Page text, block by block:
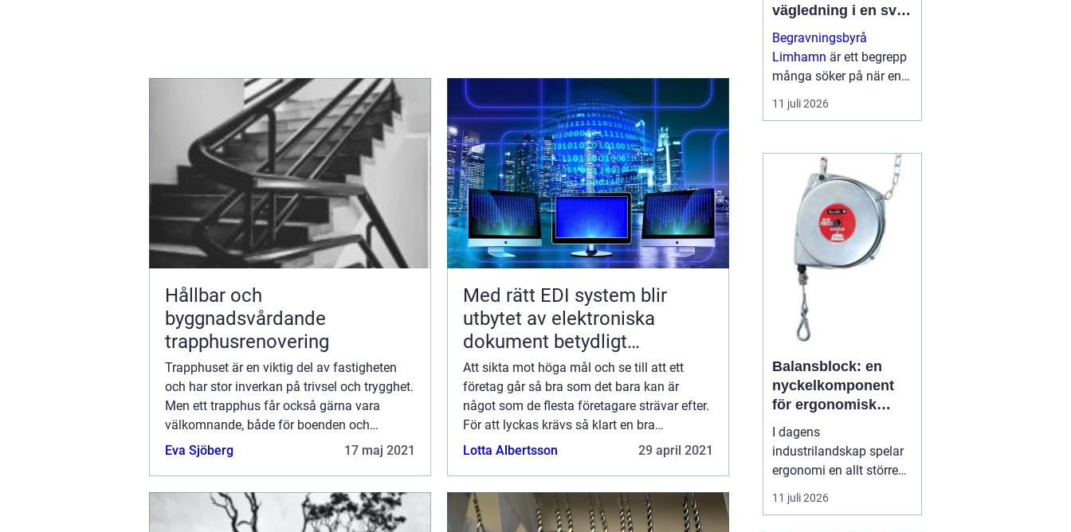
Hållbar och
byggnadsvårdande
trapphusrenovering
Trapphuset är en viktig del av fastigheten
och har stor inverkan på trivsel och trygghet.
Men ett trapphus får också gärna vara
välkomnande, både för boenden och
besökare. Därför kan man vinna mycket på
Eva Sjöberg 17 maj 2021
Med rätt EDI system blir
utbytet av elektroniska
dokument betydligt
smidigare
Att sikta mot höga mål och se till att ett
företag går så bra som det bara kan är
något som de flesta företagare strävar efter.
För att lyckas krävs så klart en bra
affärsidé...
Lotta Albertsson 29 april 2021
vägledning i en svår
tid
Begravningsbyrå
Limhamn är ett begrepp
många söker på när en
nära anhörig har gått
bort och behovet av stöd
11 juli 2026
Balansblock: en
nyckelkomponent
för ergonomisk
effektivitet
I dagens
industrilandskap spelar
ergonomi en allt större
roll. Det handlar inte
bara om att skapa en
11 juli 2026